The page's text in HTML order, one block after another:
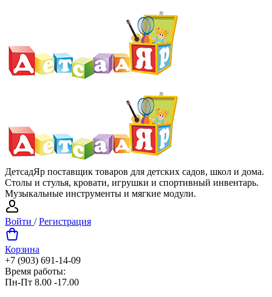
ДетсадЯр поставщик товаров для детских садов, школ и дома.
Столы и стулья, кровати, игрушки и спортивный инвентарь.
Музыкальные инструменты и мягкие модули.
Войти /Регистрация
Корзина
+7 (903) 691-14-09
Время работы:
Пн-Пт 8.00 -17.00